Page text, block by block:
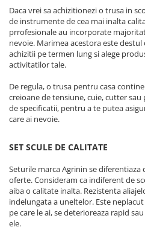
Pompa de stropit
Raticide
Saci
Spray si intretinere
Vinificatie
Lichidare STOC
Produse Bricolaj
Burghie
Cantare
Centuri/chingi
Daca vrei sa achizitionezi o trusa in
de instrumente de cea mai inalta
prrofesionale au incorporate
nevoie. Marimea acestora este destul
achizitii pe termen lung si alege
activitatilor tale.
De regula, o trusa pentru casa
creioane de tensiune, cuie, cutter
de specificatii, pentru a te putea
care ai nevoie.
SET SCULE DE CALITATE
Seturile marca Agrinin se
oferte. Consideram ca indiferent de
aiba o calitate inalta. Rezistenta
indelungata a uneltelor. Este
pe care le ai, se deterioreaza rapid
ele.